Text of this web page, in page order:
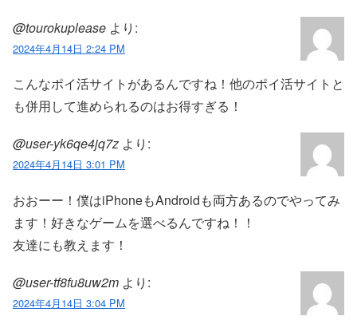
@tourokuplease より:
2024年4月14日 2:24 PM
こんなポイ活サイトがあるんですね！他のポイ活サイトと
も併用して進められるのはお得すぎる！
@user-yk6qe4jq7z より:
2024年4月14日 3:01 PM
おおーー！僕はiPhoneもAndroidも両方あるのでやってみ
ます！好きなゲームを選べるんですね！！
友達にも教えます！
@user-tf8fu8uw2m より:
2024年4月14日 3:04 PM